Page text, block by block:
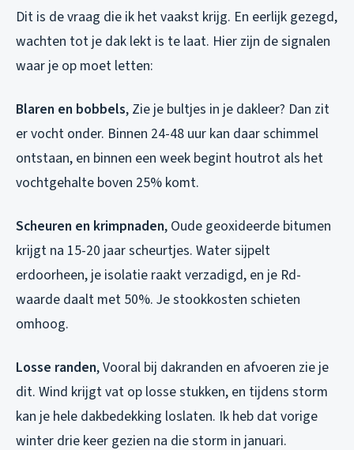
Dit is de vraag die ik het vaakst krijg. En eerlijk gezegd,
wachten tot je dak lekt is te laat. Hier zijn de signalen
waar je op moet letten:
Blaren en bobbels, Zie je bultjes in je dakleer? Dan zit
er vocht onder. Binnen 24-48 uur kan daar schimmel
ontstaan, en binnen een week begint houtrot als het
vochtgehalte boven 25% komt.
Scheuren en krimpnaden, Oude geoxideerde bitumen
krijgt na 15-20 jaar scheurtjes. Water sijpelt
erdoorheen, je isolatie raakt verzadigd, en je Rd-
waarde daalt met 50%. Je stookkosten schieten
omhoog.
Losse randen, Vooral bij dakranden en afvoeren zie je
dit. Wind krijgt vat op losse stukken, en tijdens storm
kan je hele dakbedekking loslaten. Ik heb dat vorige
winter drie keer gezien na die storm in januari.